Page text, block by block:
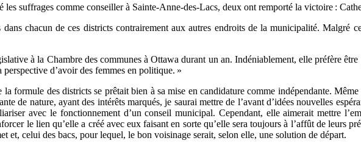
les suffrages comme conseiller à Sainte-Anne-des-Lacs, deux ont remporté la victoire :
dans chacun de ces districts contrairement aux autres endroits de la municipalité.
à la Chambre des communes à Ottawa durant un an. Indéniablement, elle préfère
d’avoir des femmes en politique. »
formule des districts se prêtait bien à sa mise en candidature comme indépendante.
de nature, ayant des intérêts marqués, je saurai mettre de l’avant d’idées nouvelles
avec le fonctionnement d’un conseil municipal. Cependant, elle aimerait mettre
le lien qu’elle a créé avec eux faisant en sorte qu’elle sera toujours à l’affût de leurs
et, celui des bacs, pour lequel, le bon voisinage serait, selon elle, une solution de départ.